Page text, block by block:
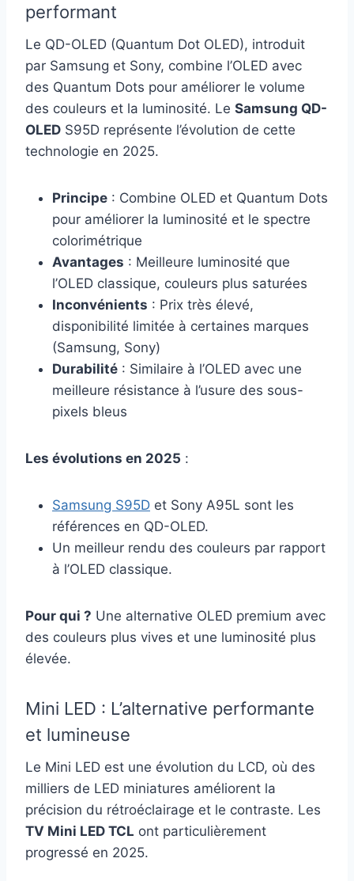
performant
Le QD-OLED (Quantum Dot OLED), introduit
par Samsung et Sony, combine l’OLED avec
des Quantum Dots pour améliorer le volume
des couleurs et la luminosité. Le Samsung QD-
OLED S95D représente l’évolution de cette
technologie en 2025.
Principe : Combine OLED et Quantum Dots
pour améliorer la luminosité et le spectre
colorimétrique
Avantages : Meilleure luminosité que
l’OLED classique, couleurs plus saturées
Inconvénients : Prix très élevé,
disponibilité limitée à certaines marques
(Samsung, Sony)
Durabilité : Similaire à l’OLED avec une
meilleure résistance à l’usure des sous-
pixels bleus
Les évolutions en 2025 :
Samsung S95D et Sony A95L sont les
références en QD-OLED.
Un meilleur rendu des couleurs par rapport
à l’OLED classique.
Pour qui ? Une alternative OLED premium avec
des couleurs plus vives et une luminosité plus
élevée.
Mini LED : L’alternative performante
et lumineuse
Le Mini LED est une évolution du LCD, où des
milliers de LED miniatures améliorent la
précision du rétroéclairage et le contraste. Les
TV Mini LED TCL ont particulièrement
progressé en 2025.